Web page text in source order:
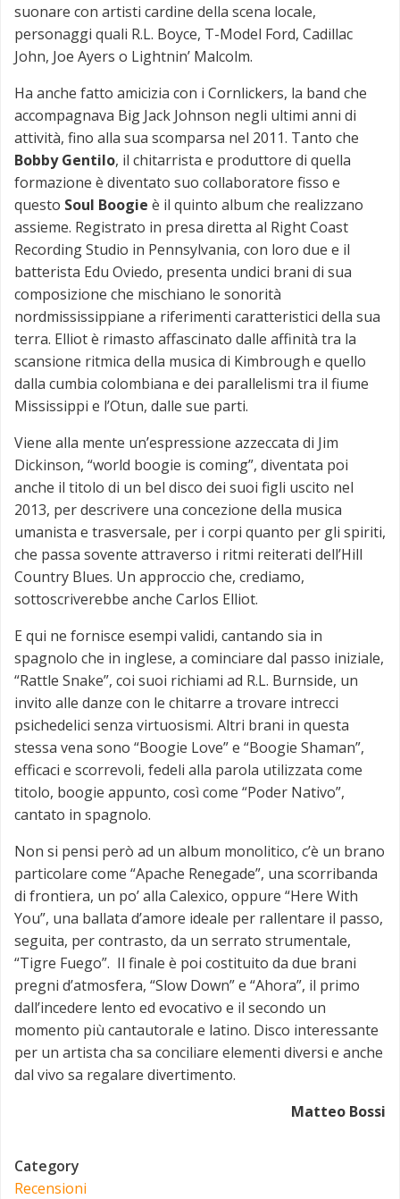
suonare con artisti cardine della scena locale,
personaggi quali R.L. Boyce, T-Model Ford, Cadillac
John, Joe Ayers o Lightnin’ Malcolm.
Ha anche fatto amicizia con i Cornlickers, la band che
accompagnava Big Jack Johnson negli ultimi anni di
attività, fino alla sua scomparsa nel 2011. Tanto che
Bobby Gentilo, il chitarrista e produttore di quella
formazione è diventato suo collaboratore fisso e
questo Soul Boogie è il quinto album che realizzano
assieme. Registrato in presa diretta al Right Coast
Recording Studio in Pennsylvania, con loro due e il
batterista Edu Oviedo, presenta undici brani di sua
composizione che mischiano le sonorità
nordmississippiane a riferimenti caratteristici della sua
terra. Elliot è rimasto affascinato dalle affinità tra la
scansione ritmica della musica di Kimbrough e quello
dalla cumbia colombiana e dei parallelismi tra il fiume
Mississippi e l’Otun, dalle sue parti.
Viene alla mente un’espressione azzeccata di Jim
Dickinson, “world boogie is coming”, diventata poi
anche il titolo di un bel disco dei suoi figli uscito nel
2013, per descrivere una concezione della musica
umanista e trasversale, per i corpi quanto per gli spiriti,
che passa sovente attraverso i ritmi reiterati dell’Hill
Country Blues. Un approccio che, crediamo,
sottoscriverebbe anche Carlos Elliot.
E qui ne fornisce esempi validi, cantando sia in
spagnolo che in inglese, a cominciare dal passo iniziale,
“Rattle Snake”, coi suoi richiami ad R.L. Burnside, un
invito alle danze con le chitarre a trovare intrecci
psichedelici senza virtuosismi. Altri brani in questa
stessa vena sono “Boogie Love” e “Boogie Shaman”,
efficaci e scorrevoli, fedeli alla parola utilizzata come
titolo, boogie appunto, così come “Poder Nativo”,
cantato in spagnolo.
Non si pensi però ad un album monolitico, c’è un brano
particolare come “Apache Renegade”, una scorribanda
di frontiera, un po’ alla Calexico, oppure “Here With
You”, una ballata d’amore ideale per rallentare il passo,
seguita, per contrasto, da un serrato strumentale,
“Tigre Fuego”. Il finale è poi costituito da due brani
pregni d’atmosfera, “Slow Down” e “Ahora”, il primo
dall’incedere lento ed evocativo e il secondo un
momento più cantautorale e latino. Disco interessante
per un artista cha sa conciliare elementi diversi e anche
dal vivo sa regalare divertimento.
Matteo Bossi
Category
Recensioni